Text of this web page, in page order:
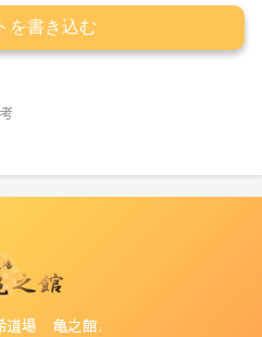
を書き込む
道場 亀之館.